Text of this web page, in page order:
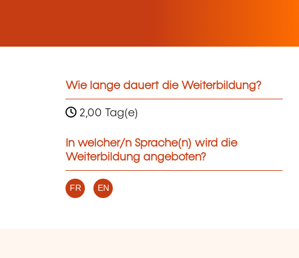
Wie lange dauert die Weiterbildung?
2,00 Tag(e)
In welcher/n Sprache(n) wird die
Weiterbildung angeboten?
FR EN